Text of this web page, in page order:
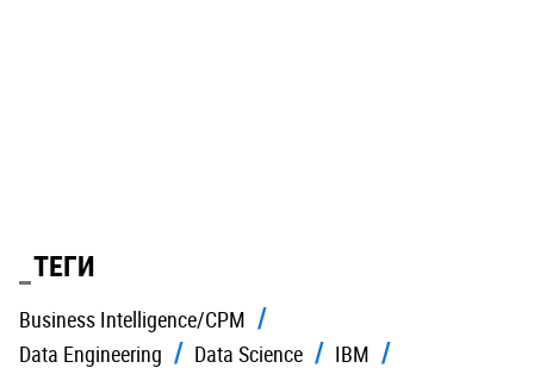
ТЕГИ
Business Intelligence/CPM
Data Engineering
Data Science
IBM